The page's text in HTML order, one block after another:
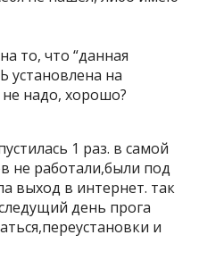
то, что “данная
на
надо, хорошо?
1 раз. в самой
не работали,были под
выход в интернет. так
день прога
и